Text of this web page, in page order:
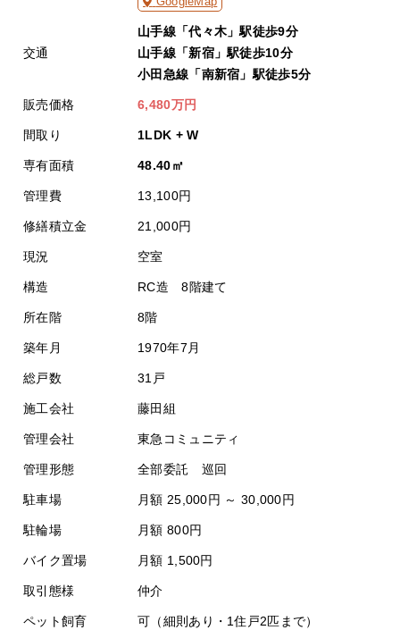
交通
山手線「代々木」駅徒歩9分
山手線「新宿」駅徒歩10分
小田急線「南新宿」駅徒歩5分
販売価格 6,480万円
間取り 1LDK + W
専有面積 48.40㎡
管理費 13,100円
修繕積立金 21,000円
現況 空室
構造 RC造 8階建て
所在階 8階
築年月 1970年7月
総戸数 31戸
施工会社 藤田組
管理会社 東急コミュニティ
管理形態 全部委託 巡回
駐車場 月額 25,000円 ～ 30,000円
駐輪場 月額 800円
バイク置場 月額 1,500円
取引態様 仲介
ペット飼育 可（細則あり・1住戸2匹まで）